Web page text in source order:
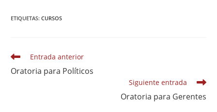
c
b
o
st
d
o
ETIQUETAS:CURSOS
Leer
artículos
Entrada anterior
Oratoria para Políticos
Siguiente entrada
Oratoria para Gerentes